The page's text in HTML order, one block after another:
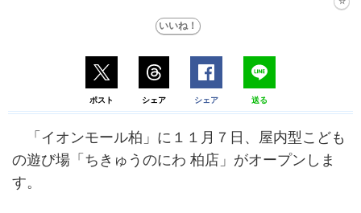
ポスト シェア シェア 送る
「イオンモール柏」に１１月７日、屋内型こども
の遊び場「ちきゅうのにわ 柏店」がオープンしま
す。